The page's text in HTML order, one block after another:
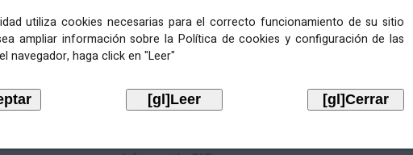
utiliza cookies necesarias para el correcto funcionamiento de su sitio
ampliar información sobre la Política de cookies y configuración de las
navegador, haga click en "Leer"